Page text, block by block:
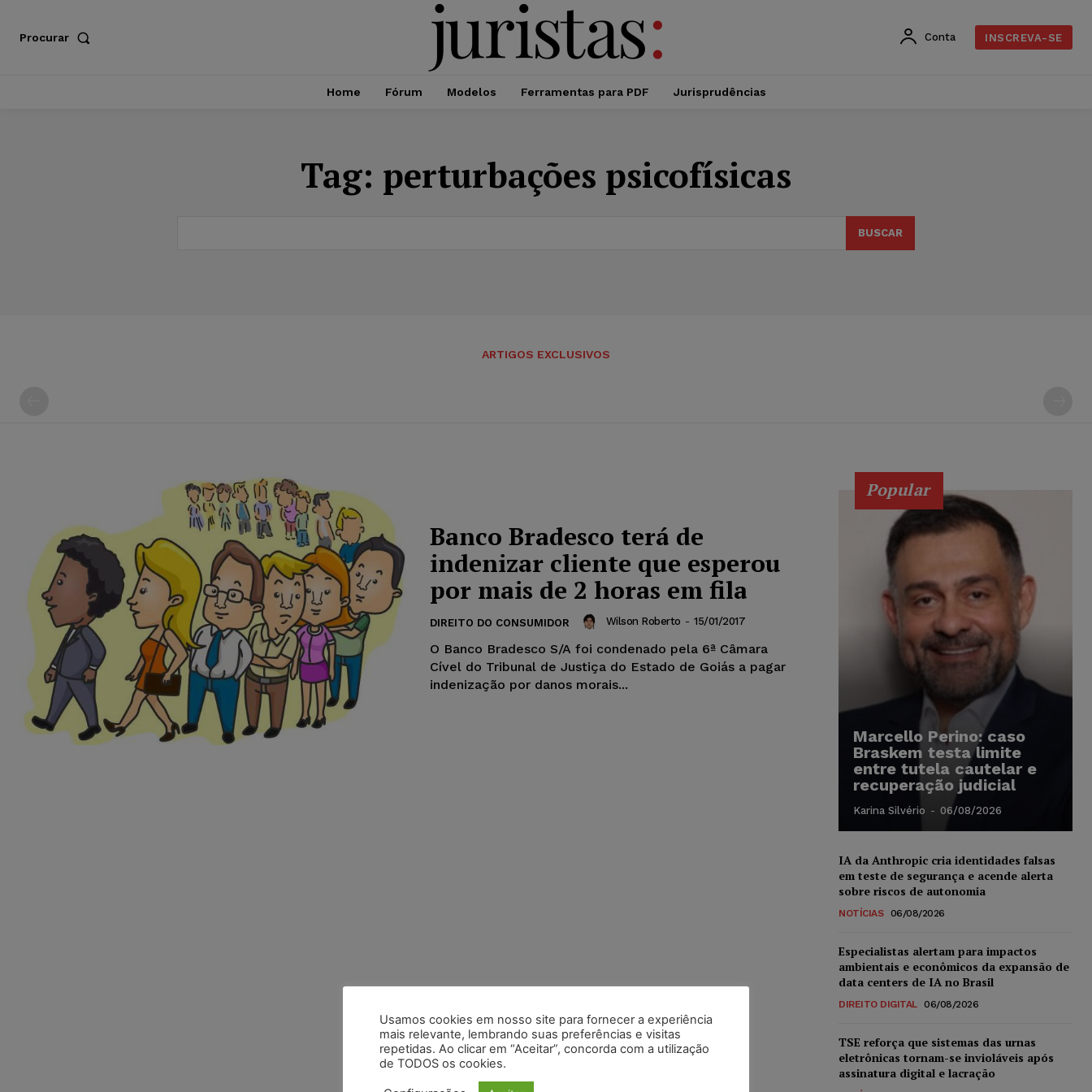
Procurar Conta INSCREVA-SE
Home Fórum Modelos Ferramentas para PDF Jurisprudências
Tag: perturbações psicofísicas
BUSCAR
ARTIGOS EXCLUSIVOS
Banco Bradesco terá de
indenizar cliente que esperou
por mais de 2 horas em fila
DIREITO DO CONSUMIDOR Wilson Roberto - 15/01/2017
O Banco Bradesco S/A foi condenado pela 6ª Câmara
Cível do Tribunal de Justiça do Estado de Goiás a pagar
indenização por danos morais...
Popular
Marcello Perino: caso
Braskem testa limite
entre tutela cautelar e
recuperação judicial
Karina Silvério - 06/08/2026
IA da Anthropic cria identidades falsas
em teste de segurança e acende alerta
sobre riscos de autonomia
NOTÍCIAS 06/08/2026
Especialistas alertam para impactos
ambientais e econômicos da expansão de
data centers de IA no Brasil
DIREITO DIGITAL 06/08/2026
TSE reforça que sistemas das urnas
eletrônicas tornam-se invioláveis após
assinatura digital e lacração
Usamos cookies em nosso site para fornecer a experiência
mais relevante, lembrando suas preferências e visitas
repetidas. Ao clicar em “Aceitar”, concorda com a utilização
de TODOS os cookies.